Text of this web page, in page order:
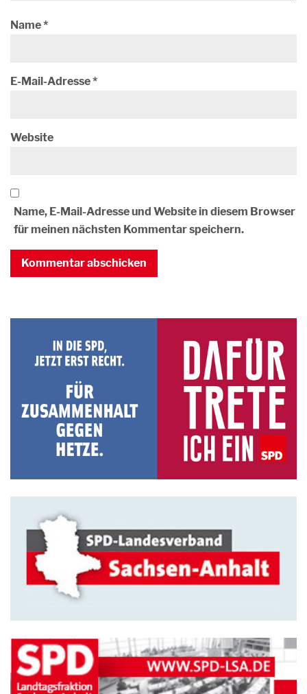
Name*
E-Mail-Adresse*
Website
Name, E-Mail-Adresse und Website in diesem Browser
für meinen nächsten Kommentar speichern.